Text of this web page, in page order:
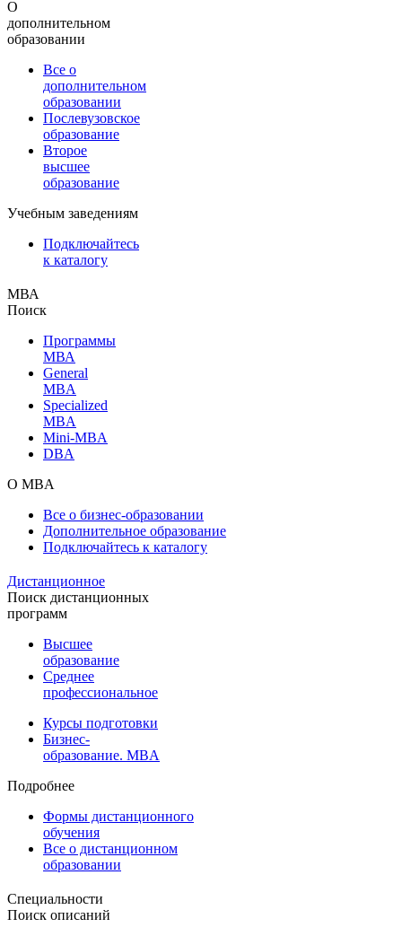
О
дополнительном
образовании
Все о
дополнительном
образовании
Послевузовское
образование
Второе
высшее
образование
Учебным заведениям
Подключайтесь
к каталогу
МВА
Поиск
Программы
МВА
General
MBA
Specialized
MBA
Mini-MBA
DBA
О MBA
Все о бизнес-образовании
Дополнительное образование
Подключайтесь к каталогу
Дистанционное
Поиск дистанционных
программ
Высшее
образование
Среднее
профессиональное
Курсы подготовки
Бизнес-
образование. MBA
Подробнее
Формы дистанционного
обучения
Все о дистанционном
образовании
Специальности
Поиск описаний